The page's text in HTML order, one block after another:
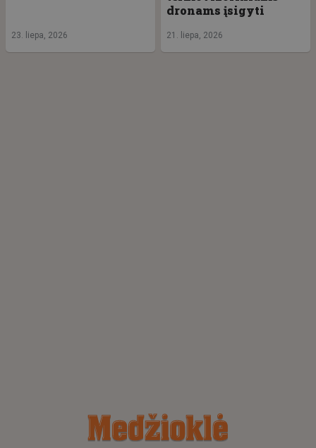
23. liepa, 2026
dronams įsigyti
21. liepa, 2026